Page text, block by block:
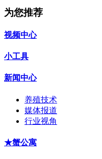
为您推荐
视频中心
小工具
新闻中心
养殖技术
媒体报道
行业视角
★蟹公寓